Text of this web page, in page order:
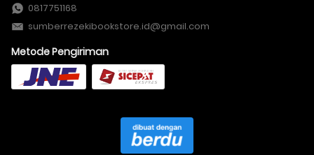
0817751168
sumberrezekibookstore.id@gmail.com
Metode Pengiriman